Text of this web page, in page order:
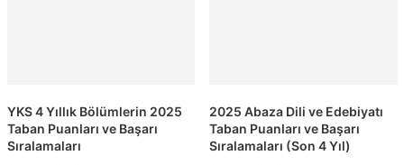
YKS 4 Yıllık Bölümlerin 2025
Taban Puanları ve Başarı
Sıralamaları
2025 Abaza Dili ve Edebiyatı
Taban Puanları ve Başarı
Sıralamaları (Son 4 Yıl)